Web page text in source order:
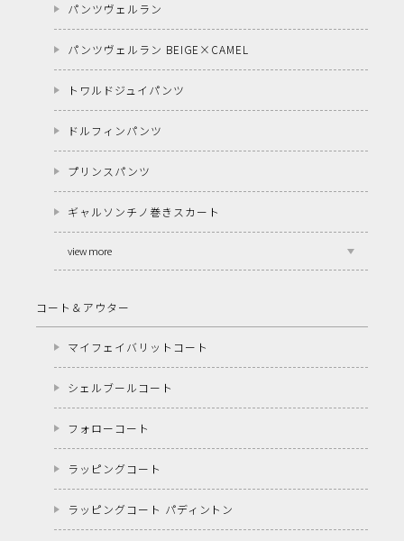
パンツヴェルラン
パンツヴェルラン BEIGE×CAMEL
トワルドジュイパンツ
ドルフィンパンツ
プリンスパンツ
ギャルソンチノ巻きスカート
view more
コート＆アウター
マイフェイバリットコート
シェルブールコート
フォローコート
ラッピングコート
ラッピングコート パディントン